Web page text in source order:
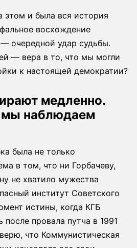
этом и была вся история
восхождение
очередной удар судьбы.
— вера в то, что мы могли
к настоящей демократии?
медленно.
мы наблюдаем
была не только
в том, что ни Горбачеву,
не хватило мужества
институт Советского
истины, когда КГБ
провала путча в 1991
что Коммунистическая